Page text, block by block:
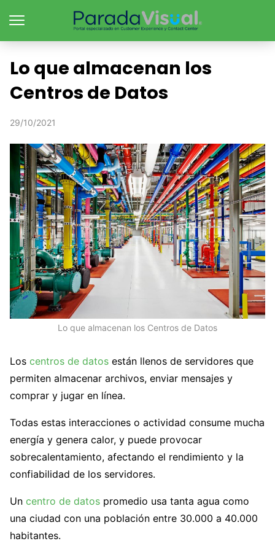
Lo que almacenan los
Centros de Datos
29/10/2021
Lo que almacenan los Centros de Datos
Los centros de datos están llenos de servidores que
permiten almacenar archivos, enviar mensajes y
comprar y jugar en línea.
Todas estas interacciones o actividad consume mucha
energía y genera calor, y puede provocar
sobrecalentamiento, afectando el rendimiento y la
confiabilidad de los servidores.
Un centro de datos promedio usa tanta agua como
una ciudad con una población entre 30.000 a 40.000
habitantes.